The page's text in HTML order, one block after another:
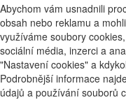
Abychom vám usnadnili
obsah nebo reklamu a
využíváme soubory
sociální média, inzerci a
"Nastavení cookies" a
Podrobnější informace
údajů a používání souborů